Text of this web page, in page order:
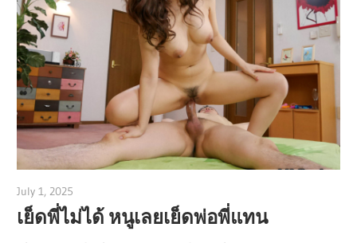
July 1, 2025
เย็ดพี่ไม่ได้ หนูเลยเย็ดพ่อพี่แทน